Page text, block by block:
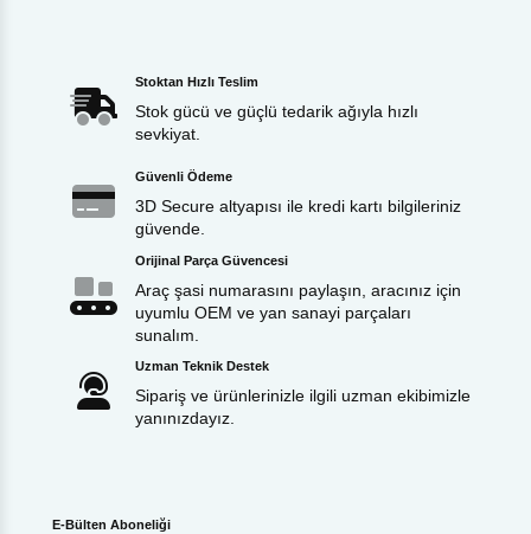
Stoktan Hızlı Teslim
Stok gücü ve güçlü tedarik ağıyla hızlı
sevkiyat.
Güvenli Ödeme
3D Secure altyapısı ile kredi kartı bilgileriniz
güvende.
Orijinal Parça Güvencesi
Araç şasi numarasını paylaşın, aracınız için
uyumlu OEM ve yan sanayi parçaları
sunalım.
Uzman Teknik Destek
Sipariş ve ürünlerinizle ilgili uzman ekibimizle
yanınızdayız.
E-Bülten Aboneliği